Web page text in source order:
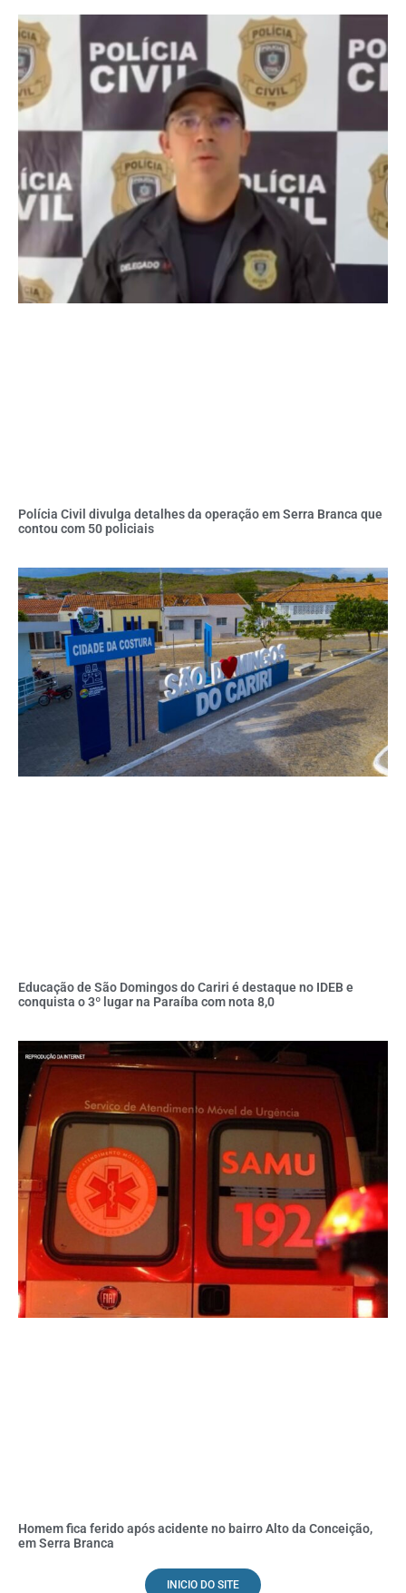
Polícia Civil divulga detalhes da operação em Serra Branca que
contou com 50 policiais
Educação de São Domingos do Cariri é destaque no IDEB e
conquista o 3º lugar na Paraíba com nota 8,0
Homem fica ferido após acidente no bairro Alto da Conceição,
em Serra Branca
INICIO DO SITE